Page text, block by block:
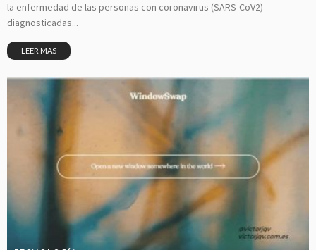
la enfermedad de las personas con coronavirus (SARS-CoV2)
diagnosticadas...
LEER MAS